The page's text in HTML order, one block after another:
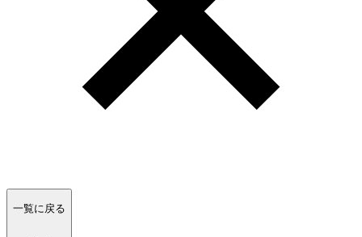
一覧に戻る